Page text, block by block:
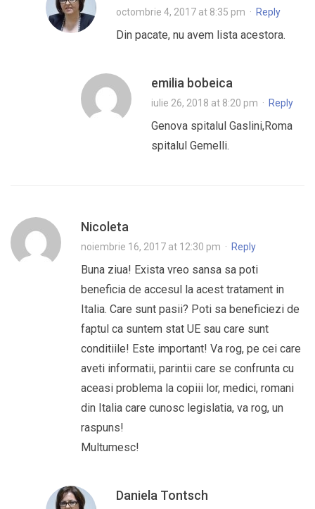
octombrie 4, 2017 at 8:35 pm · Reply
Din pacate, nu avem lista acestora.
emilia bobeica
iulie 26, 2018 at 8:20 pm · Reply
Genova spitalul Gaslini,Roma
spitalul Gemelli.
Nicoleta
noiembrie 16, 2017 at 12:30 pm · Reply
Buna ziua! Exista vreo sansa sa poti
beneficia de accesul la acest tratament in
Italia. Care sunt pasii? Poti sa beneficiezi de
faptul ca suntem stat UE sau care sunt
conditiile! Este important! Va rog, pe cei care
aveti informatii, parintii care se confrunta cu
aceasi problema la copiii lor, medici, romani
din Italia care cunosc legislatia, va rog, un
raspuns!
Multumesc!
Daniela Tontsch